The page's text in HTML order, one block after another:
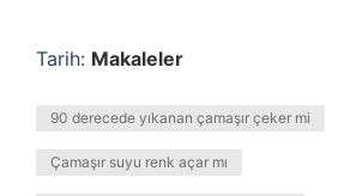
Tarih: Makaleler
90 derecede yıkanan çamaşır çeker mi
Çamaşır suyu renk açar mı